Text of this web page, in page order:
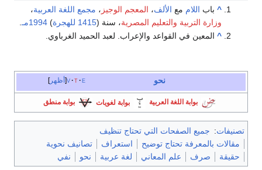
^ باب اللام مع الألف، المعجم الوجيز ، مجمع اللغة العربية،
وزارة التربية والتعليم المصرية، سنة (1415 للهجرة ) 1994مـ
.
^ المعين في القواعد والإعراب. لعبد الحميد الغرباوي.
أظهر v t e نحو
بوابة اللغة العربية بوابة لغويات بوابة منطق
تصنيفات: جميع الصفحات التي تحتاج تنظيف
مقالات بالمعرفة تحتاج توضيح
استعراف
تصانيف نحوية
حقيقة
صرف علم المعاني لغة عربية نحو نفي